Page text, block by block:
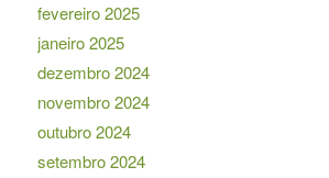
fevereiro 2025
janeiro 2025
dezembro 2024
novembro 2024
outubro 2024
setembro 2024